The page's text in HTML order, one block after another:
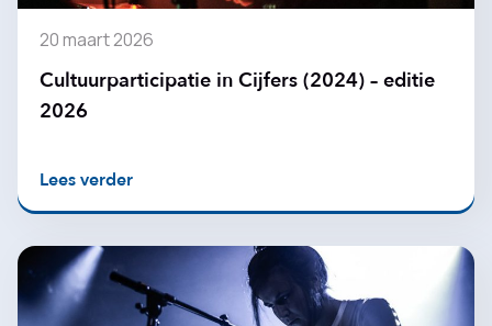
20 maart 2026
Cultuurparticipatie in Cijfers (2024) – editie
2026
Lees verder